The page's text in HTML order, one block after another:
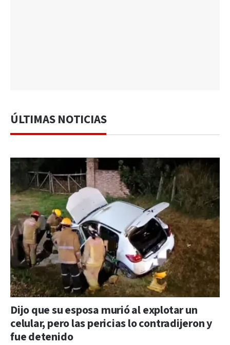
ÚLTIMAS NOTICIAS
Dijo que su esposa murió al explotar un
celular, pero las pericias lo contradijeron y
fue detenido